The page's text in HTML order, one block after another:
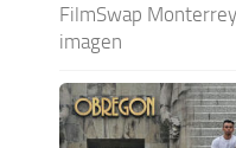
FilmSwap
imagen